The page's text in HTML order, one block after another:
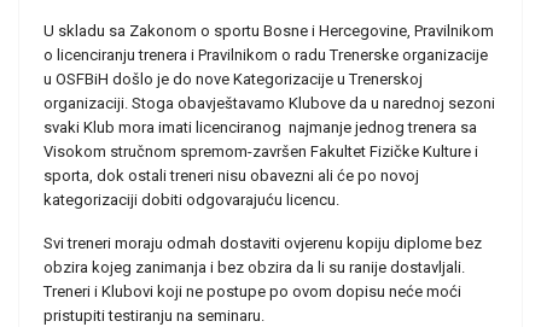
U skladu sa Zakonom o sportu Bosne i Hercegovine, Pravilnikom
o licenciranju trenera i Pravilnikom o radu Trenerske organizacije
u OSFBiH došlo je do nove Kategorizacije u Trenerskoj
organizaciji. Stoga obavještavamo Klubove da u narednoj sezoni
svaki Klub mora imati licenciranog najmanje jednog trenera sa
Visokom stručnom spremom-završen Fakultet Fizičke Kulture i
sporta, dok ostali treneri nisu obavezni ali će po novoj
kategorizaciji dobiti odgovarajuću licencu.
Svi treneri moraju odmah dostaviti ovjerenu kopiju diplome bez
obzira kojeg zanimanja i bez obzira da li su ranije dostavljali.
Treneri i Klubovi koji ne postupe po ovom dopisu neće moći
pristupiti testiranju na seminaru.